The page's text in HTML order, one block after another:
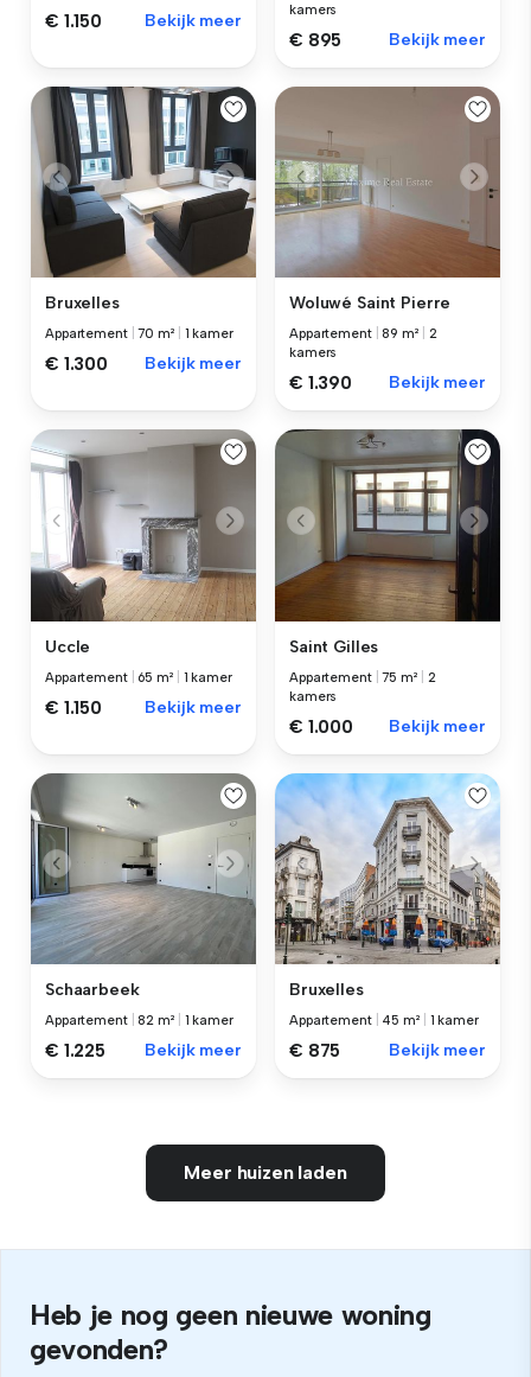
€ 1.150 Bekijk meer
kamers
€ 895 Bekijk meer
Bruxelles
Appartement |70 m² 1 kamer
€ 1.300 Bekijk meer
Woluwé Saint Pierre
Appartement |89 m²
2
kamers
€ 1.390 Bekijk meer
Uccle
Appartement 65 m² 1 kamer
€ 1.150 Bekijk meer
Saint Gilles
Appartement |75 m²
2
kamers
€ 1.000 Bekijk meer
Schaarbeek
Appartement |82 m² 1 kamer
€ 1.225 Bekijk meer
Bruxelles
Appartement 45 m² 1 kamer
€ 875 Bekijk meer
Meer huizen laden
Heb je nog geen nieuwe woning
gevonden?